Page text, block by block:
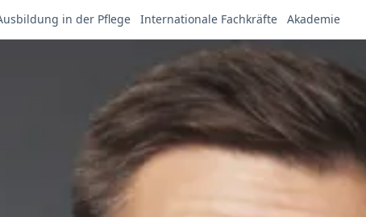
in der Pflege Internationale Fachkräfte Akademie